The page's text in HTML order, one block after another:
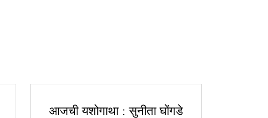
आजची यशोगाथा : सुनीता घोंगडे